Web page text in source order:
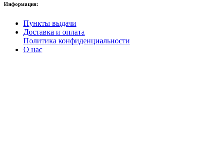
Информация:
Пункты выдачи
Доставка и оплата
Политика конфиденциальности
О нас